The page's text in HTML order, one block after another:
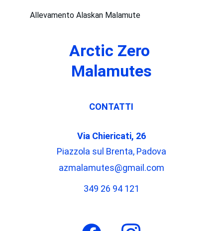
Allevamento Alaskan Malamute
azmalamutes@gmail.com
349 26 94 121
Arctic Zero
Malamutes
Via Chiericati, 26
Piazzola sul Brenta, Padova
CONTATTI